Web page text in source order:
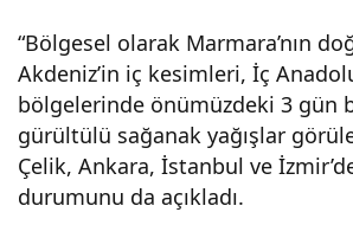
“Bölgesel olarak Marmara’nın
Akdeniz’in iç kesimleri, İç
bölgelerinde önümüzdeki 3 gün
gürültülü sağanak yağışlar
Çelik, Ankara, İstanbul ve
durumunu da açıkladı.